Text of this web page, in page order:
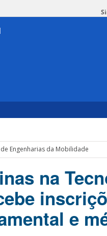
Engenharias da Mobilidade
na
e